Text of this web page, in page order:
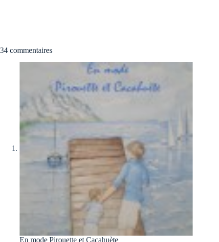
34 commentaires
En mode Pirouette et Cacahuète